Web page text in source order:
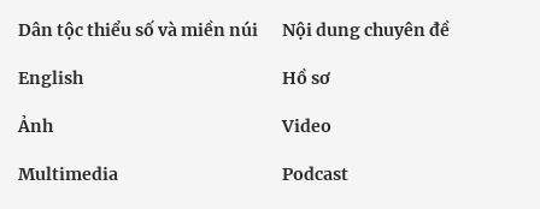
Dân tộc thiểu số và miền núi Nội dung chuyên đề
English Hồ sơ
Ảnh Video
Multimedia Podcast